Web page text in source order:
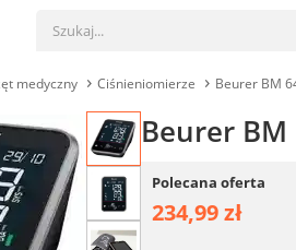
medyczny Ciśnieniomierze Beurer BM
Beurer
Polecana oferta
234,99 zł